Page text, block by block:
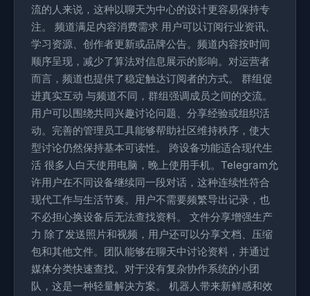
流的人来说，这种以聊天为中心的设计更容易保持专
注。 频道满足内容消费需求 用户可以订阅行业资讯、
学习资源、创作者更新或品牌公告。频道内容按时间
顺序呈现，减少了算法对信息展示的影响。对运营者
而言，频道也提供了稳定触达订阅者的方式。 群组促
进真实互动 与频道不同，群组强调成员之间的交流。
用户可以围绕共同兴趣讨论问题、分享经验或组织活
动。完善的管理员工具能够帮助社区维持秩序，使大
型讨论仍然保持基本可读性。 跨设备功能适合现代生
活 很多人白天使用电脑，晚上使用手机。Telegram允
许用户在不同设备继续同一段对话，这种连续性符合
现代工作与生活节奏。用户不需要频繁导出记录，也
不必担心换设备后无法查找资料。 文件分享增强生产
力 除了发送照片和视频，用户还可以分享文档、压缩
包和其他文件。团队能够在聊天中讨论资料，并通过
媒体分类快速查找。对于没有复杂协作系统的小团
队，这是一种轻量解决方案。 机器人带来新鲜感和效